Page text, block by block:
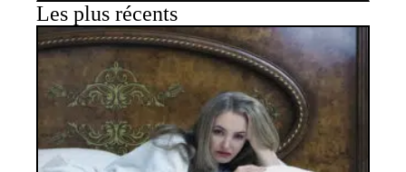
Les plus récents